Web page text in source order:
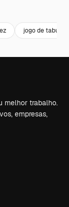
jogo de
melhor trabalho.
empresas,